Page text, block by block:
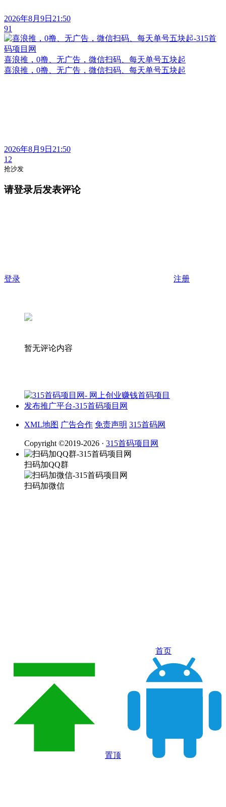
2026年8月9日21:50
91
喜浪推，0撸、无广告，微信扫码、每天单号五块起
喜浪推，0撸、无广告，微信扫码、每天单号五块起
2026年8月9日21:50
12
抢沙发
请登录后发表评论
登录 注册
暂无评论内容
XML地图 广告合作 免责声明 315首码网
Copyright ©2019-2026 · 315首码项目网
扫码加QQ群
扫码加微信
首页
置顶